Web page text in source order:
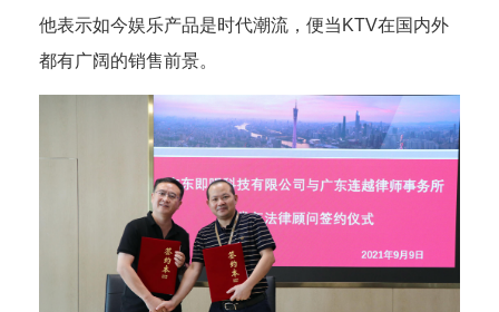
他表示如今娱乐产品是时代潮流，便当 KTV在国内外
都有广阔的销售前景。